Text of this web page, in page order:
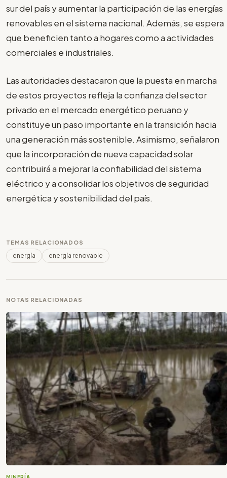
sur del país y aumentar la participación de las energías
renovables en el sistema nacional. Además, se espera
que beneficien tanto a hogares como a actividades
comerciales e industriales.
Las autoridades destacaron que la puesta en marcha
de estos proyectos refleja la confianza del sector
privado en el mercado energético peruano y
constituye un paso importante en la transición hacia
una generación más sostenible. Asimismo, señalaron
que la incorporación de nueva capacidad solar
contribuirá a mejorar la confiabilidad del sistema
eléctrico y a consolidar los objetivos de seguridad
energética y sostenibilidad del país.
TEMAS RELACIONADOS
energía energía renovable
NOTAS RELACIONADAS